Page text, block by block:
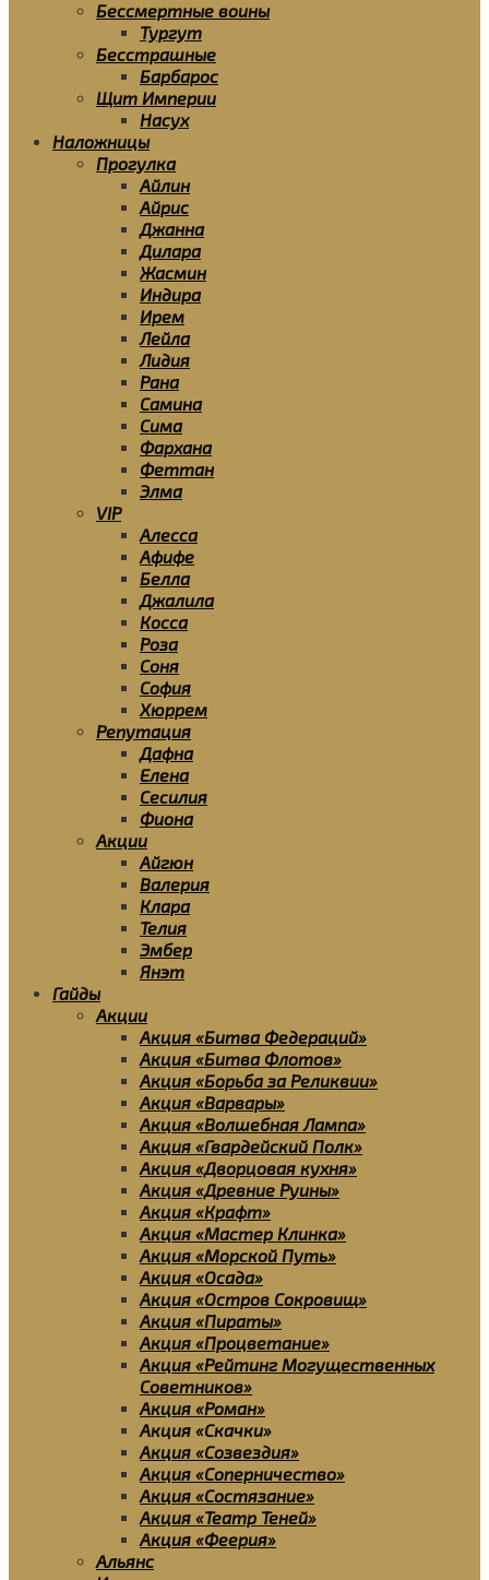
Бессмертные воины
Тургут
Бесстрашные
Барбарос
Щит Империи
Насух
Наложницы
Прогулка
Айлин
Айрис
Джанна
Дилара
Жасмин
Индира
Ирем
Лейла
Лидия
Рана
Самина
Сима
Фархана
Феттан
Элма
VIP
Алесса
Афифе
Белла
Джалила
Косса
Роза
Соня
София
Хюррем
Репутация
Дафна
Елена
Сесилия
Фиона
Акции
Айгюн
Валерия
Клара
Телия
Эмбер
Янэт
Гайды
Акции
Акция «Битва Федераций»
Акция «Битва Флотов»
Акция «Борьба за Реликвии»
Акция «Варвары»
Акция «Волшебная Лампа»
Акция «Гвардейский Полк»
Акция «Дворцовая кухня»
Акция «Древние Руины»
Акция «Крафт»
Акция «Мастер Клинка»
Акция «Морской Путь»
Акция «Осада»
Акция «Остров Сокровищ»
Акция «Пираты»
Акция «Процветание»
Акция «Рейтинг Могущественных
Советников»
Акция «Роман»
Акция «Скачки»
Акция «Созвездия»
Акция «Соперничество»
Акция «Состязание»
Акция «Театр Теней»
Акция «Феерия»
Альянс